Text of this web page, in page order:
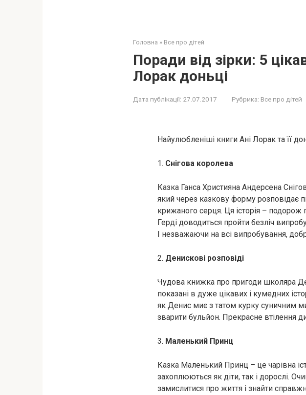
Головна » Все про дітей
Поради від зірки: 5
Лорак доньці
Дата публікації: 27.07.2017 Рубрика: Все про дітей
Найулюбленіші книги Ані Лорак та її
1. Снігова королева
Казка Ганса Християна Андерсена
який через казкову форму розповідає
крижаного серця. Ця історія – подорож
Герді доводиться пройти безліч
І незважаючи на всі випробування,
2. Денискові розповіді
Чудова книжка про пригоди школяра
показані в дуже цікавих і кумедних
як Денис миє з татом курку суничним
зварити бульйон. Прекрасне втілення
3. Маленький Принц
Казка Маленький Принц – це чарівна
захоплюються як діти, так і дорослі.
замислитися про життя і знайти